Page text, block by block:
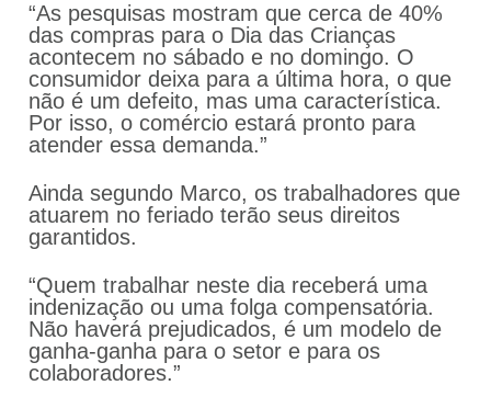
“As pesquisas mostram que cerca de 40%
das compras para o Dia das Crianças
acontecem no sábado e no domingo. O
consumidor deixa para a última hora, o que
não é um defeito, mas uma característica.
Por isso, o comércio estará pronto para
atender essa demanda.”
Ainda segundo Marco, os trabalhadores que
atuarem no feriado terão seus direitos
garantidos.
“Quem trabalhar neste dia receberá uma
indenização ou uma folga compensatória.
Não haverá prejudicados, é um modelo de
ganha-ganha para o setor e para os
colaboradores.”